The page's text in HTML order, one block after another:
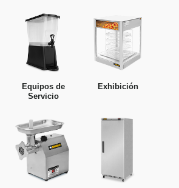
Equipos de
Servicio
Exhibición